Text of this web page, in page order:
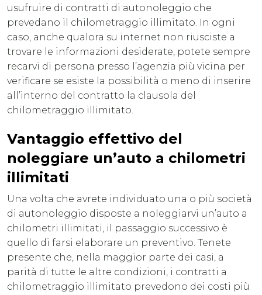
usufruire di contratti di autonoleggio che
prevedano il chilometraggio illimitato. In ogni
caso, anche qualora su internet non riusciste a
trovare le informazioni desiderate, potete sempre
recarvi di persona presso l’agenzia più vicina per
verificare se esiste la possibilità o meno di inserire
all’interno del contratto la clausola del
chilometraggio illimitato.
Vantaggio effettivo del
noleggiare un’auto a chilometri
illimitati
Una volta che avrete individuato una o più società
di autonoleggio disposte a noleggiarvi un’auto a
chilometri illimitati, il passaggio successivo è
quello di farsi elaborare un preventivo. Tenete
presente che, nella maggior parte dei casi, a
parità di tutte le altre condizioni, i contratti a
chilometraggio illimitato prevedono dei costi più